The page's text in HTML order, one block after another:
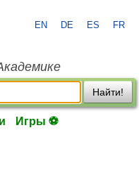
EN DE ES FR
Найти!
Игры ⚽